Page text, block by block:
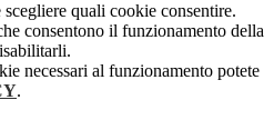
quali cookie consentire.
consentono il funzionamento della
necessari al funzionamento potete
.